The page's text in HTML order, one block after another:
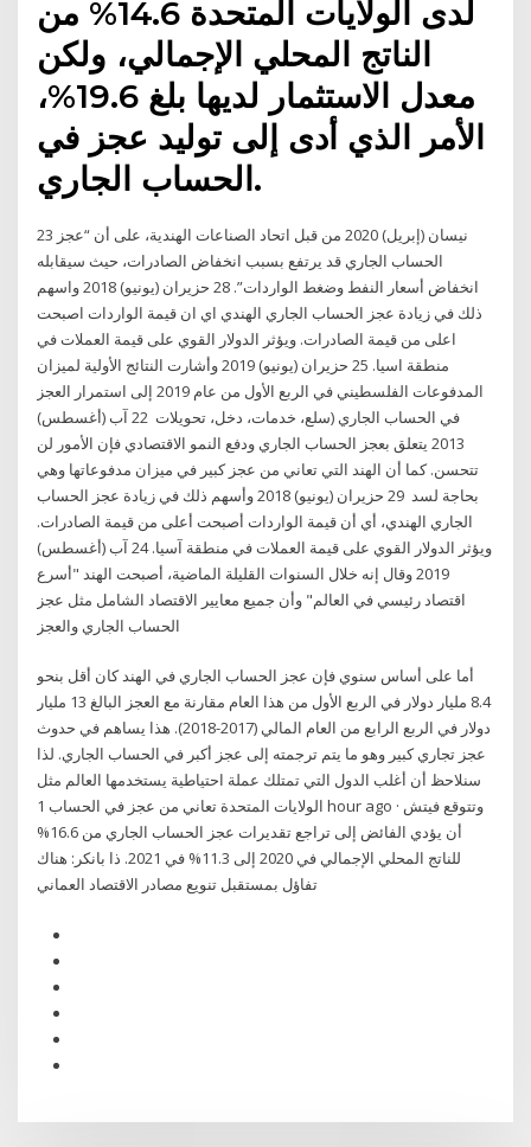
لدى الولايات المتحدة 14.6% من
الناتج المحلي الإجمالي، ولكن
معدل الاستثمار لديها بلغ 19.6%،
الأمر الذي أدى إلى توليد عجز في
الحساب الجاري.
23 نيسان (إبريل) 2020 من قبل اتحاد الصناعات الهندية، على أن “عجز
الحساب الجاري قد يرتفع بسبب انخفاض الصادرات، حيث سيقابله
انخفاض أسعار النفط وضغط الواردات”. 28 حزيران (يونيو) 2018 واسهم
ذلك في زيادة عجز الحساب الجاري الهندي اي ان قيمة الواردات اصبحت
اعلى من قيمة الصادرات. ويؤثر الدولار القوي على قيمة العملات في
منطقة اسيا. 25 حزيران (يونيو) 2019 وأشارت النتائج الأولية لميزان
المدفوعات الفلسطيني في الربع الأول من عام 2019 إلى استمرار العجز
في الحساب الجاري (سلع، خدمات، دخل، تحويلات 22 آب (أغسطس)
2013 يتعلق بعجز الحساب الجاري ودفع النمو الاقتصادي فإن الأمور لن
تتحسن. كما أن الهند التي تعاني من عجز كبير في ميزان مدفوعاتها وهي
بحاجة لسد 29 حزيران (يونيو) 2018 وأسهم ذلك في زيادة عجز الحساب
الجاري الهندي، أي أن قيمة الواردات أصبحت أعلى من قيمة الصادرات.
ويؤثر الدولار القوي على قيمة العملات في منطقة آسيا. 24 آب (أغسطس)
2019 وقال إنه خلال السنوات القليلة الماضية، أصبحت الهند "أسرع
اقتصاد رئيسي في العالم" وأن جميع معايير الاقتصاد الشامل مثل عجز
أما على أساس سنوي فإن عجز الحساب الجاري في الهند كان أقل بنحو
8.4 مليار دولار في الربع الأول من هذا العام مقارنة مع العجز البالغ 13 مليار
دولار في الربع الرابع من العام المالي (2017-2018). هذا يساهم في حدوث
عجز تجاري كبير وهو ما يتم ترجمته إلى عجز أكبر في الحساب الجاري. لذا
سنلاحظ أن أغلب الدول التي تمتلك عملة احتياطية يستخدمها العالم مثل
الولايات المتحدة تعاني من عجز في الحساب 1 hour ago · وتتوقع فيتش
أن يؤدي الفائض إلى تراجع تقديرات عجز الحساب الجاري من 16.6%
للناتج المحلي الإجمالي في 2020 إلى 11.3% في 2021. ذا بانكر: هناك
تفاؤل بمستقبل تنويع مصادر الاقتصاد العماني